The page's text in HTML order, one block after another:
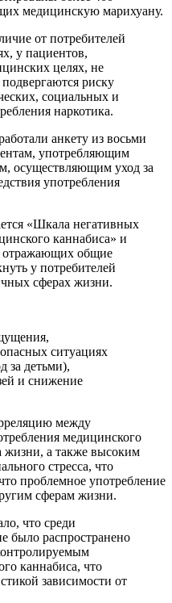
медицинскую марихуану.
от потребителей
у пациентов,
целях, не
риску
социальных и
наркотика.
анкету из восьми
употребляющим
осуществляющим уход за
употребления
«Шкала негативных
каннабиса» и
отражающих общие
у потребителей
сферах жизни.
ситуациях
за детьми),
и снижение
между
медицинского
жизни, а также высоким
стресса, что
проблемное употребление
сферам жизни.
что среди
было распространено
каннабиса, что
зависимости от